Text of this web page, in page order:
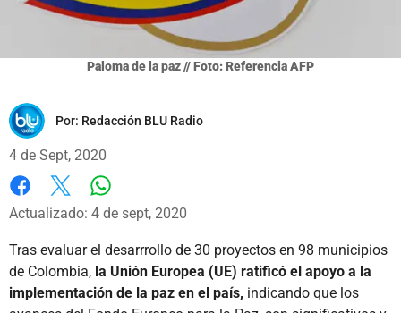
Paloma de la paz // Foto: Referencia AFP
Por: Redacción BLU Radio
4 de Sept, 2020
Facebook
X
Actualizado: 4 de sept, 2020
Tras evaluar el desarrrollo de 30 proyectos en 98 municipios
de Colombia, la Unión Europea (UE) ratificó el apoyo a la
implementación de la paz en el país, indicando que los